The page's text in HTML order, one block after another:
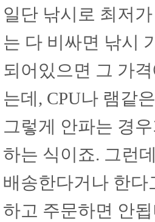
일단 낚시로 최저
는 다 비싸면 낚시
되어있으면 그 가
는데, CPU나 램같
그렇게 안파는 경
하는 식이죠. 그런
배송한다거나 한다
하고 주문하면 안